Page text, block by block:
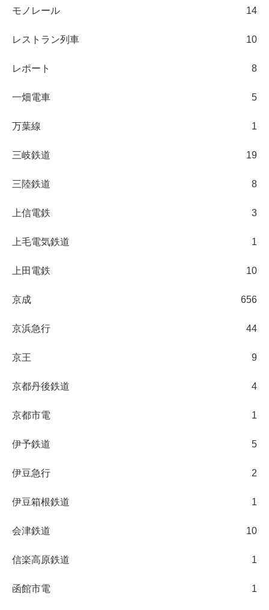
モノレール 14
レストラン列車 10
レポート 8
一畑電車 5
万葉線 1
三岐鉄道 19
三陸鉄道 8
上信電鉄 3
上毛電気鉄道 1
上田電鉄 10
京成 656
京浜急行 44
京王 9
京都丹後鉄道 4
京都市電 1
伊予鉄道 5
伊豆急行 2
伊豆箱根鉄道 1
会津鉄道 10
信楽高原鉄道 1
函館市電 1